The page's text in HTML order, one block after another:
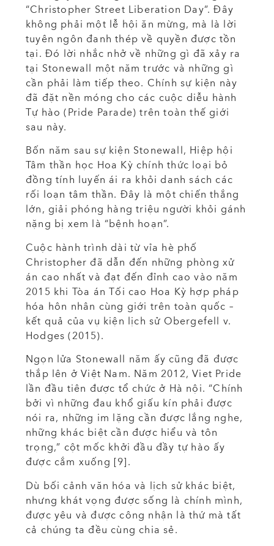
“Christopher Street Liberation Day”. Đây
không phải một lễ hội ăn mừng, mà là lời
tuyên ngôn đanh thép về quyền được tồn
tại. Đó lời nhắc nhở về những gì đã xảy ra
tại Stonewall một năm trước và những gì
cần phải làm tiếp theo. Chính sự kiện này
đã đặt nền móng cho các cuộc diễu hành
Tự hào (Pride Parade) trên toàn thế giới
sau này.
Bốn năm sau sự kiện Stonewall, Hiệp hội
Tâm thần học Hoa Kỳ chính thức loại bỏ
đồng tính luyến ái ra khỏi danh sách các
rối loạn tâm thần. Đây là một chiến thắng
lớn, giải phóng hàng triệu người khỏi gánh
nặng bị xem là “bệnh hoạn”.
Cuộc hành trình dài từ vỉa hè phố
Christopher đã dẫn đến những phòng xử
án cao nhất và đạt đến đỉnh cao vào năm
2015 khi Tòa án Tối cao Hoa Kỳ hợp pháp
hóa hôn nhân cùng giới trên toàn quốc –
kết quả của vụ kiện lịch sử Obergefell v.
Hodges (2015).
Ngọn lửa Stonewall năm ấy cũng đã được
thắp lên ở Việt Nam. Năm 2012, Viet Pride
lần đầu tiên được tổ chức ở Hà nội. “Chính
bởi vì những đau khổ giấu kín phải được
nói ra, những im lặng cần được lắng nghe,
những khác biệt cần được hiểu và tôn
trọng,” cột mốc khởi đầu đầy tự hào ấy
được cắm xuống [9].
Dù bối cảnh văn hóa và lịch sử khác biệt,
nhưng khát vọng được sống là chính mình,
được yêu và được công nhận là thứ mà tất
cả chúng ta đều cùng chia sẻ.